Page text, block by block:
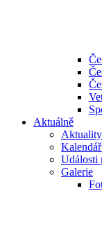
Aktuálně
Aktuality
Události
Galerie